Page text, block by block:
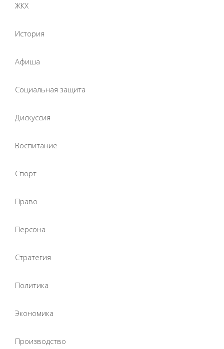
ЖКХ
История
Афиша
Социальная защита
Дискуссия
Воспитание
Спорт
Право
Персона
Стратегия
Политика
Экономика
Производство